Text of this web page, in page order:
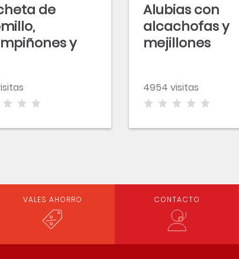
de
y
Alubias con
alcachofas y
mejillones
4954 visitas
VALES AHORRO CONTACTO